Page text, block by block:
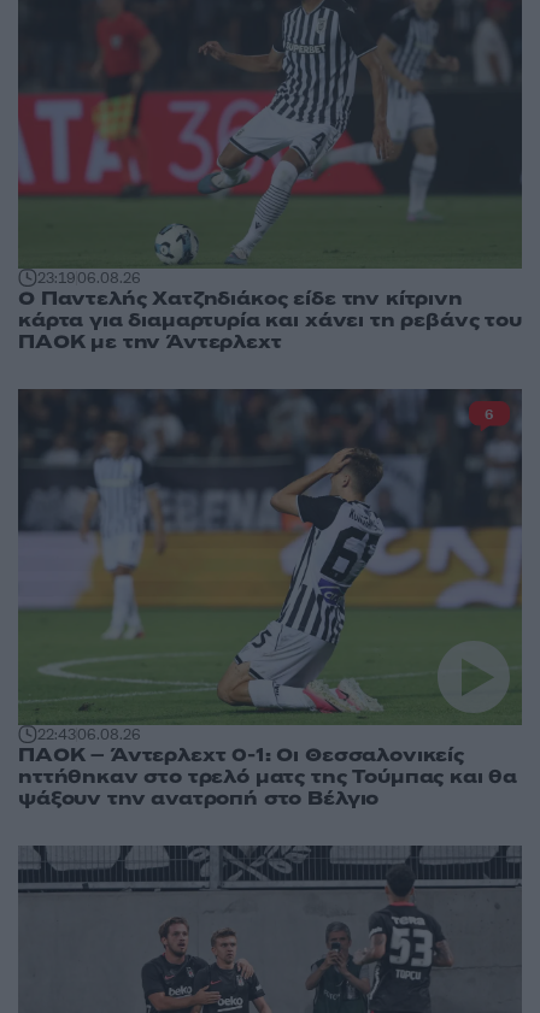
23:1906.08.26
Ο Παντελής Χατζηδιάκος είδε την κίτρινη
κάρτα για διαμαρτυρία και χάνει τη ρεβάνς του
ΠΑΟΚ με την Άντερλεχτ
22:4306.08.26
ΠΑΟΚ – Άντερλεχτ 0-1: Οι Θεσσαλονικείς
ηττήθηκαν στο τρελό ματς της Τούμπας και θα
ψάξουν την ανατροπή στο Βέλγιο
6